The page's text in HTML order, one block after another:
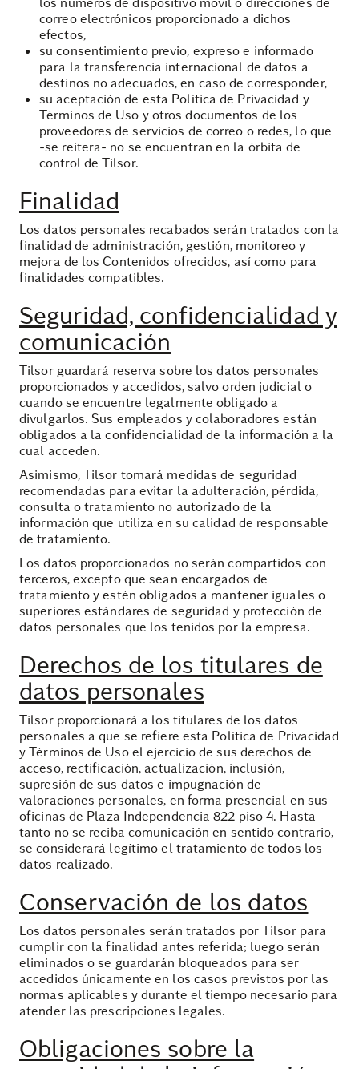
correo electrónicos proporcionado a dichos
efectos,
su consentimiento previo, expreso e informado
para la transferencia internacional de datos a
destinos no adecuados, en caso de corresponder,
su aceptación de esta Política de Privacidad y
Términos de Uso y otros documentos de los
proveedores de servicios de correo o redes, lo que
-se reitera- no se encuentran en la órbita de
control de Tilsor.
Finalidad
Los datos personales recabados serán tratados con la
finalidad de administración, gestión, monitoreo y
mejora de los Contenidos ofrecidos, así como para
finalidades compatibles.
Seguridad, confidencialidad y
comunicación
Tilsor guardará reserva sobre los datos personales
proporcionados y accedidos, salvo orden judicial o
cuando se encuentre legalmente obligado a
divulgarlos. Sus empleados y colaboradores están
obligados a la confidencialidad de la información a la
cual acceden.
Asimismo, Tilsor tomará medidas de seguridad
recomendadas para evitar la adulteración, pérdida,
consulta o tratamiento no autorizado de la
información que utiliza en su calidad de responsable
de tratamiento.
Los datos proporcionados no serán compartidos con
terceros, excepto que sean encargados de
tratamiento y estén obligados a mantener iguales o
superiores estándares de seguridad y protección de
datos personales que los tenidos por la empresa.
Derechos de los titulares de
datos personales
Tilsor proporcionará a los titulares de los datos
personales a que se refiere esta Política de Privacidad
y Términos de Uso el ejercicio de sus derechos de
acceso, rectificación, actualización, inclusión,
supresión de sus datos e impugnación de
valoraciones personales, en forma presencial en sus
oficinas de Plaza Independencia 822 piso 4. Hasta
tanto no se reciba comunicación en sentido contrario,
se considerará legítimo el tratamiento de todos los
datos realizado.
Conservación de los datos
Los datos personales serán tratados por Tilsor para
cumplir con la finalidad antes referida; luego serán
eliminados o se guardarán bloqueados para ser
accedidos únicamente en los casos previstos por las
normas aplicables y durante el tiempo necesario para
atender las prescripciones legales.
Obligaciones sobre la